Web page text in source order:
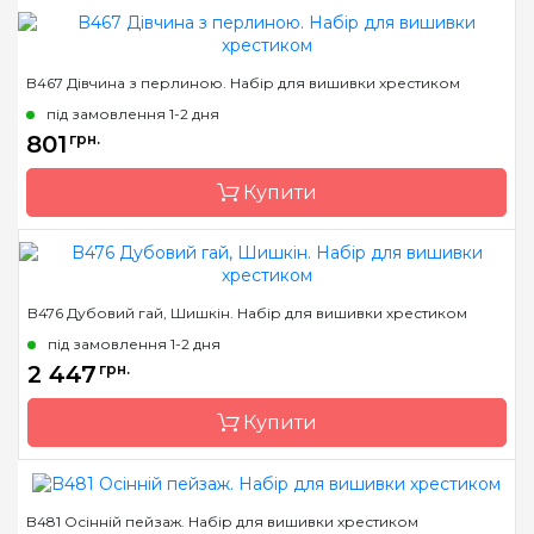
Зашивання повна
Розмір
Канва
Aida 18 squared, муліне
Зашивання
повна
B467 Дівчина з перлиною. Набір для вишивки хрестиком
під замовлення 1-2 дня
801 грн.
Купити
Розмір
Канва
Aida 18/720, муліне
Зашивання
повна
B476 Дубовий гай, Шишкін. Набір для вишивки хрестиком
під замовлення 1-2 дня
2 447 грн.
Купити
Бренд
B481 Осінній пейзаж. Набір для вишивки хрестиком